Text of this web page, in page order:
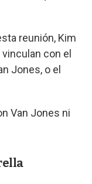
reunión, Kim
con el
Jones, o el
Van Jones ni